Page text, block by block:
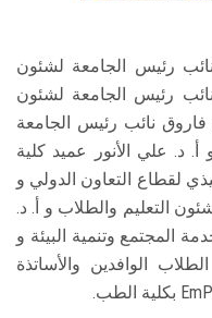
رئيس الجامعة لشئون
رئيس الجامعة لشئون
فاروق نائب رئيس الجامعة
أ. د. علي الأنور عميد كلية
لقطاع التعاون الدولي و
التعليم والطلاب و أ. د.
المجتمع وتنمية البيئة و
الوافدين والأساتذة